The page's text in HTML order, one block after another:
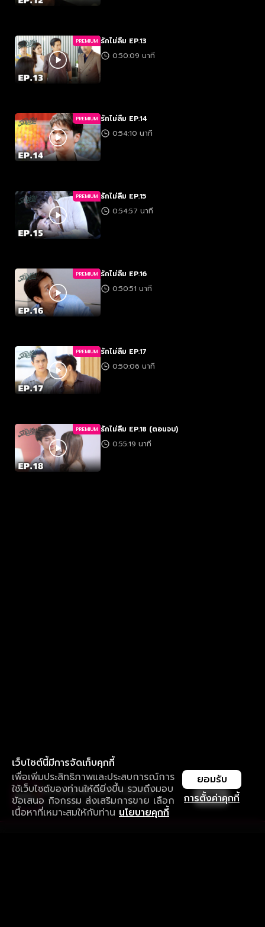
PREMIUM รักไม่ลืม EP.13
0:50:09 นาที
PREMIUM รักไม่ลืม EP.14
0:54:10 นาที
PREMIUM รักไม่ลืม EP.15
0:54:57 นาที
PREMIUM รักไม่ลืม EP.16
0:50:51 นาที
PREMIUM รักไม่ลืม EP.17
0:50:06 นาที
PREMIUM รักไม่ลืม EP.18 (ตอนจบ)
0:55:19 นาที
เว็บไซต์นี้มีการจัดเก็บคุกกี้
เพื่อเพิ่มประสิทธิภาพและประสบการณ์การ
ใช้เว็บไซต์ของท่านให้ดียิ่งขึ้น รวมถึงมอบ
ข้อเสนอ กิจกรรม ส่งเสริมการขาย เลือก
เนื้อหาที่เหมาะสมให้กับท่าน นโยบายคุกกี้
การตั้งค่าคุกกี้
ยอมรับ
ใช้งานแอป ลื่นไหลกว่า ไม่มีสะดุด
ดาวน์โหลดแอปเพื่อการรับชมที่ดีกว่า เปิด